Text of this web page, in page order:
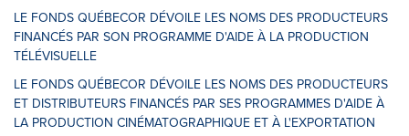
LE FONDS QUÉBECOR DÉVOILE LES NOMS DES PRODUCTEURS
FINANCÉS PAR SON PROGRAMME D'AIDE À LA PRODUCTION
TÉLÉVISUELLE
LE FONDS QUÉBECOR DÉVOILE LES NOMS DES PRODUCTEURS
ET DISTRIBUTEURS FINANCÉS PAR SES PROGRAMMES D'AIDE À
LA PRODUCTION CINÉMATOGRAPHIQUE ET À L'EXPORTATION